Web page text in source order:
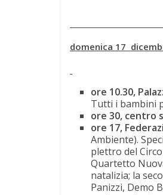
domenica 17
ore 10.30,
Tutti i bambini
ore 30, centro
ore 17,
Ambiente).
plettro del
Quartetto
natalizia; la
Panizzi, Demo